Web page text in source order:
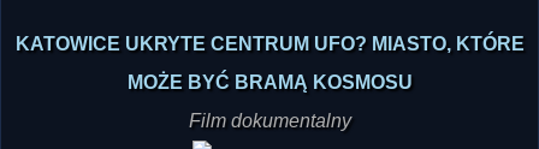
KATOWICE UKRYTE CENTRUM UFO? MIASTO, KTÓRE
MOŻE BYĆ BRAMĄ KOSMOSU
Film dokumentalny